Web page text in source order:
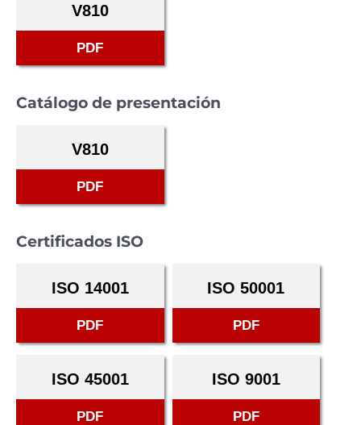
V810
PDF
Catálogo de presentación
V810
PDF
Certificados ISO
ISO 14001
PDF
ISO 50001
PDF
ISO 45001
PDF
ISO 9001
PDF